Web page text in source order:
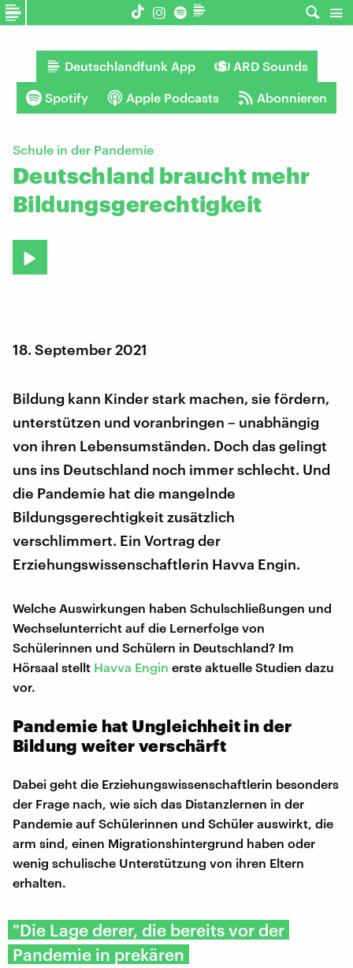
Deutschlandfunk App ARD Sounds
Spotify Apple Podcasts Abonnieren
Schule in der Pandemie
Deutschland braucht mehr
Bildungsgerechtigkeit
18. September 2021
Bildung kann Kinder stark machen, sie fördern,
unterstützen und voranbringen – unabhängig
von ihren Lebensumständen. Doch das gelingt
uns ins Deutschland noch immer schlecht. Und
die Pandemie hat die mangelnde
Bildungsgerechtigkeit zusätzlich
verschlimmert. Ein Vortrag der
Erziehungswissenschaftlerin Havva Engin.
Welche Auswirkungen haben Schulschließungen und
Wechselunterricht auf die Lernerfolge von
Schülerinnen und Schülern in Deutschland? Im
Hörsaal stellt Havva Engin erste aktuelle Studien dazu
vor.
Pandemie hat Ungleichheit in der
Bildung weiter verschärft
Dabei geht die Erziehungswissenschaftlerin besonders
der Frage nach, wie sich das Distanzlernen in der
Pandemie auf Schülerinnen und Schüler auswirkt, die
arm sind, einen Migrationshintergrund haben oder
wenig schulische Unterstützung von ihren Eltern
erhalten.
"Die Lage derer, die bereits vor der
Pandemie in prekären